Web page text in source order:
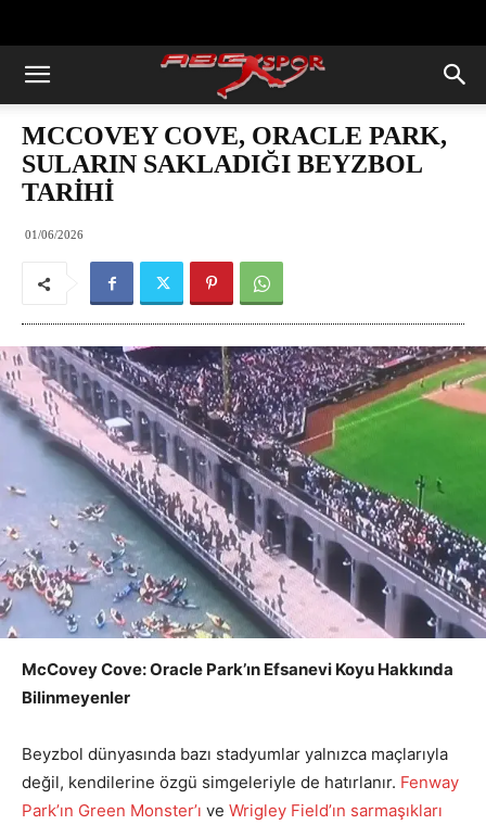
MCCOVEY COVE, ORACLE PARK,
SULARIN SAKLADIĞI BEYZBOL
TARİHİ
01/06/2026
McCovey Cove: Oracle Park’ın Efsanevi Koyu Hakkında
Bilinmeyenler
Beyzbol dünyasında bazı stadyumlar yalnızca maçlarıyla
değil, kendilerine özgü simgeleriyle de hatırlanır. Fenway
Park’ın Green Monster’ı ve Wrigley Field’ın sarmaşıkları